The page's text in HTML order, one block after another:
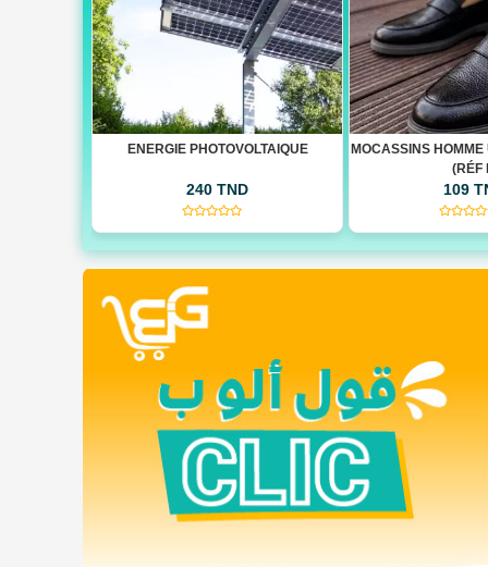
MOCASSINS HOMME ULTRA CONFORT
109 TND
MOCASSINS
(RÉF
109